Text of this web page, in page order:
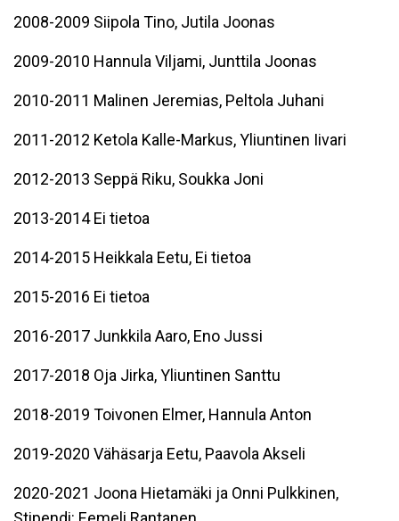
2008-2009 Siipola Tino, Jutila Joonas
2009-2010 Hannula Viljami, Junttila Joonas
2010-2011 Malinen Jeremias, Peltola Juhani
2011-2012 Ketola Kalle-Markus, Yliuntinen Iivari
2012-2013 Seppä Riku, Soukka Joni
2013-2014 Ei tietoa
2014-2015 Heikkala Eetu, Ei tietoa
2015-2016 Ei tietoa
2016-2017 Junkkila Aaro, Eno Jussi
2017-2018 Oja Jirka, Yliuntinen Santtu
2018-2019 Toivonen Elmer, Hannula Anton
2019-2020 Vähäsarja Eetu, Paavola Akseli
2020-2021 Joona Hietamäki ja Onni Pulkkinen,